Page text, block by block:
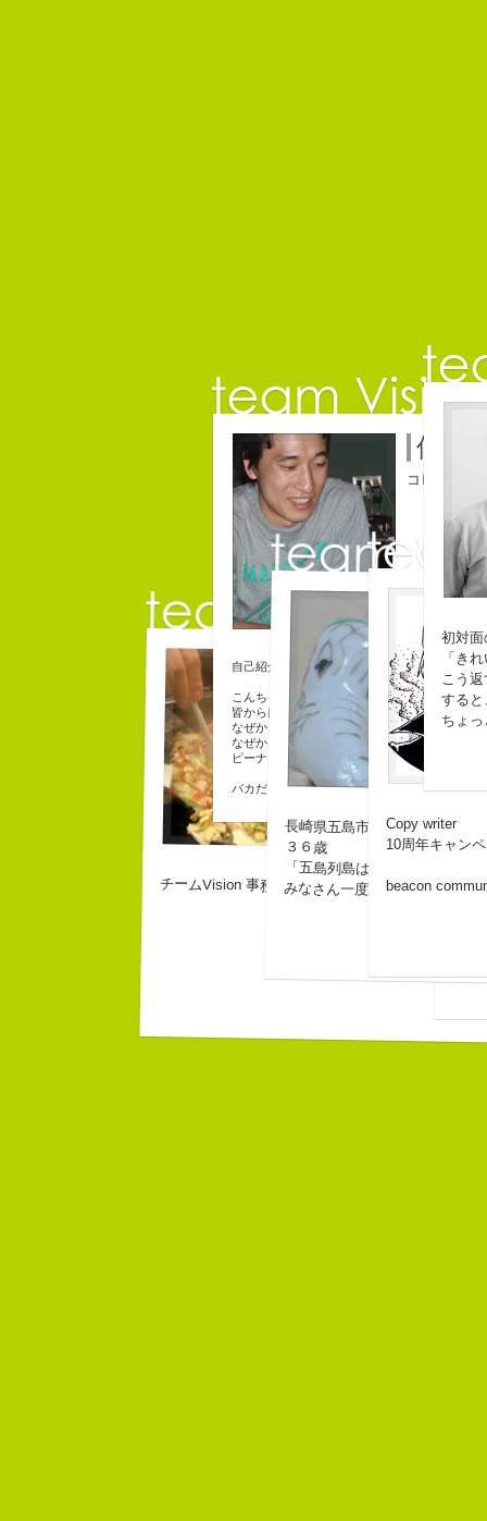
佐藤延夫
コピーライター
チームVision 事務局長
保持
コピーライ
自己紹介ジェネレーターというサイトがある。
こんちゃっ保持壮太郎っていいます。
皆からは「保持壮太郎ピーナッツ」って呼ばれ
なぜかって言うと前にピーナッツを皆に一粒ず
なぜか、皆は喜んでなかったけどね。
ピーナッツ最高！落花生なんて呼ぶなっつーの
バカだけどたぶんいいヤツだ。もっとこんな感
幸せ
コ
長崎県五島市出身
３６歳
「五島列島はよいところです。
みなさん一度お出かけください
Copy writer
10周年キャン
beacon
初対
「き
こう
する
ちょ